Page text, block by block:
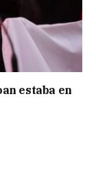
estaba en